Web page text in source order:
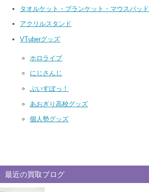
タオルケット・ブランケット・マウスパッド
アクリルスタンド
VTuberグッズ
ホロライブ
にじさんじ
ぶいすぽっ！
あおぎり高校グッズ
個人勢グッズ
最近の買取ブログ